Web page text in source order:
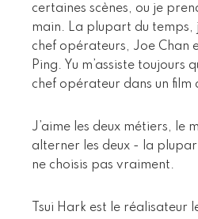
certaines scènes, ou je
main. La plupart du temps,
chef opérateurs, Joe Chan
Ping. Yu m’assiste toujours
chef opérateur dans un film
J’aime les deux métiers, le
alterner les deux - la
ne choisis pas vraiment.
Tsui Hark est le réalisateur